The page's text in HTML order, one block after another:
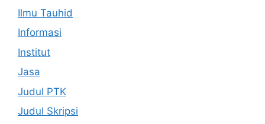
Ilmu Tauhid
Informasi
Institut
Jasa
Judul PTK
Judul Skripsi